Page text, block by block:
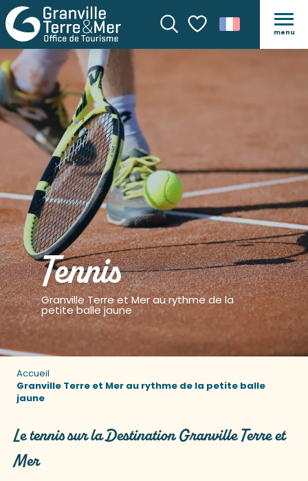
Recherche
Voir les favoris
menu
Tennis
Granville Terre et Mer au rythme de la
petite balle jaune
Accueil
Granville Terre et Mer au rythme de la petite balle
jaune
Le tennis sur la Destination Granville Terre et
Mer